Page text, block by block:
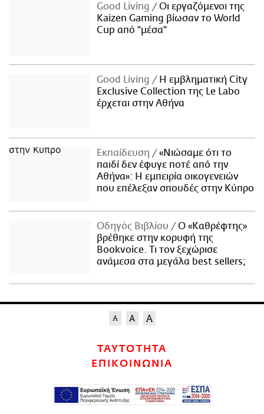
Good Living
Οι εργαζόμενοι της
Kaizen Gaming βίωσαν το World
Cup από "μέσα"
Good Living
Η εμβληματική City
Exclusive Collection της Le Labo
έρχεται στην Αθήνα
Εκπαίδευση
«Νιώσαμε ότι το
παιδί δεν έφυγε ποτέ από την
Αθήνα»: Η εμπειρία οικογενειών
που επέλεξαν σπουδές στην Κύπρο
Οδηγός Βιβλίου
Ο «Καθρέφτης»
βρέθηκε στην κορυφή της
Bookvoice. Τι τον ξεχώρισε
ανάμεσα στα μεγάλα best sellers;
ΤΑΥΤΟΤΗΤΑ
ΕΠΙΚΟΙΝΩΝΙΑ